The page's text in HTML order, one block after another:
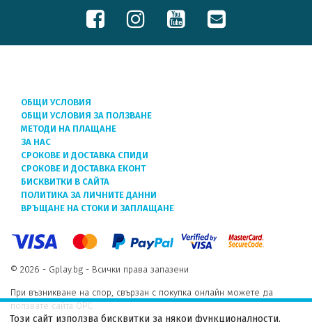
ОБЩИ УСЛОВИЯ
ОБЩИ УСЛОВИЯ ЗА ПОЛЗВАНЕ
МЕТОДИ НА ПЛАЩАНЕ
ЗА НАС
СРОКОВЕ И ДОСТАВКА СПИДИ
СРОКОВЕ И ДОСТАВКА ЕКОНТ
БИСКВИТКИ В САЙТА
ПОЛИТИКА ЗА ЛИЧНИТЕ ДАННИ
ВРЪЩАНЕ НА СТОКИ И ЗАПЛАЩАНЕ
© 2026 - Gplay.bg - Всички права запазени
При възникване на спор, свързан с покупка онлайн можете да
ползвате сайта ОРС.
Този сайт използва бисквитки за някои функционалности.